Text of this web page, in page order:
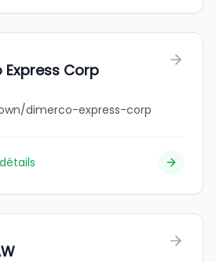
Express Corp
dimerco-express-corp